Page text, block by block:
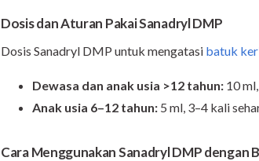
Dosis dan Aturan Pakai Sanadryl DMP
Dosis Sanadryl DMP untuk mengatasi batuk
Dewasa dan anak usia >12 tahun: 10
Anak usia 6–12 tahun: 5 ml, 3–4 kali
Cara Menggunakan Sanadryl DMP dengan